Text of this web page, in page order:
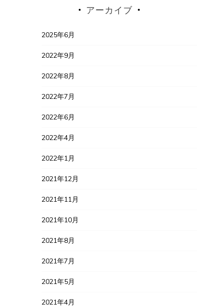
アーカイブ
2025年6月
2022年9月
2022年8月
2022年7月
2022年6月
2022年4月
2022年1月
2021年12月
2021年11月
2021年10月
2021年8月
2021年7月
2021年5月
2021年4月